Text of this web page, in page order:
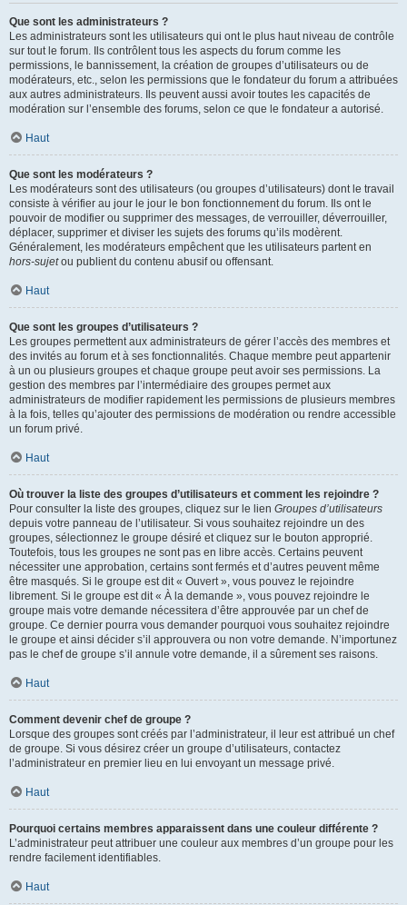
Que sont les administrateurs ?
Les administrateurs sont les utilisateurs qui ont le plus haut niveau de contrôle
sur tout le forum. Ils contrôlent tous les aspects du forum comme les
permissions, le bannissement, la création de groupes d’utilisateurs ou de
modérateurs, etc., selon les permissions que le fondateur du forum a attribuées
aux autres administrateurs. Ils peuvent aussi avoir toutes les capacités de
modération sur l’ensemble des forums, selon ce que le fondateur a autorisé.
Haut
Que sont les modérateurs ?
Les modérateurs sont des utilisateurs (ou groupes d’utilisateurs) dont le travail
consiste à vérifier au jour le jour le bon fonctionnement du forum. Ils ont le
pouvoir de modifier ou supprimer des messages, de verrouiller, déverrouiller,
déplacer, supprimer et diviser les sujets des forums qu’ils modèrent.
Généralement, les modérateurs empêchent que les utilisateurs partent en
hors-sujetou publient du contenu abusif ou offensant.
Haut
Que sont les groupes d’utilisateurs ?
Les groupes permettent aux administrateurs de gérer l’accès des membres et
des invités au forum et à ses fonctionnalités. Chaque membre peut appartenir
à un ou plusieurs groupes et chaque groupe peut avoir ses permissions. La
gestion des membres par l’intermédiaire des groupes permet aux
administrateurs de modifier rapidement les permissions de plusieurs membres
à la fois, telles qu’ajouter des permissions de modération ou rendre accessible
un forum privé.
Haut
Où trouver la liste des groupes d’utilisateurs et comment les rejoindre ?
Pour consulter la liste des groupes, cliquez sur le lien Groupes d’utilisateurs
depuis votre panneau de l’utilisateur. Si vous souhaitez rejoindre un des
groupes, sélectionnez le groupe désiré et cliquez sur le bouton approprié.
Toutefois, tous les groupes ne sont pas en libre accès. Certains peuvent
nécessiter une approbation, certains sont fermés et d’autres peuvent même
être masqués. Si le groupe est dit « Ouvert », vous pouvez le rejoindre
librement. Si le groupe est dit « À la demande », vous pouvez rejoindre le
groupe mais votre demande nécessitera d’être approuvée par un chef de
groupe. Ce dernier pourra vous demander pourquoi vous souhaitez rejoindre
le groupe et ainsi décider s’il approuvera ou non votre demande. N’importunez
pas le chef de groupe s’il annule votre demande, il a sûrement ses raisons.
Haut
Comment devenir chef de groupe ?
Lorsque des groupes sont créés par l’administrateur, il leur est attribué un chef
de groupe. Si vous désirez créer un groupe d’utilisateurs, contactez
l’administrateur en premier lieu en lui envoyant un message privé.
Haut
Pourquoi certains membres apparaissent dans une couleur différente ?
L’administrateur peut attribuer une couleur aux membres d’un groupe pour les
rendre facilement identifiables.
Haut